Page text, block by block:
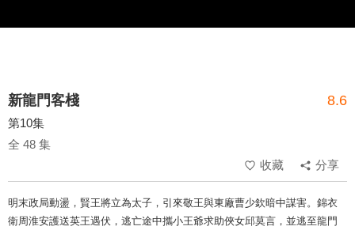
新龍門客棧 8.6
第10集
全 48 集
收藏
分享
明末政局動盪，賢王將立為太子，引來敬王與東廠曹少欽暗中謀害。錦衣
衛周淮安護送英王遇伏，逃亡途中攜小王爺求助俠女邱莫言，並逃至龍門